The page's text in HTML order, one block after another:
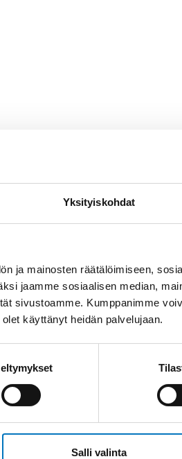
Yksityiskohdat
ja mainosten räätälöimiseen,
jaamme sosiaalisen median,
sivustoamme. Kumppanimme
käyttänyt heidän palvelujaan.
Salli valinta